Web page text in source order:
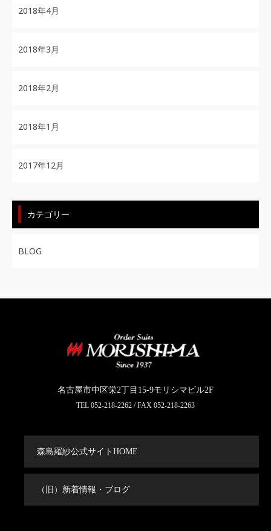
2018年4月
2018年3月
2018年2月
2018年1月
2017年12月
カテゴリー
BLOG
名古屋市中区栄2丁目15-9モリシマビル2F
TEL 052-218-2262 / FAX 052-218-2263
森島羅紗公式サイトHOME
（旧）新着情報・ブログ